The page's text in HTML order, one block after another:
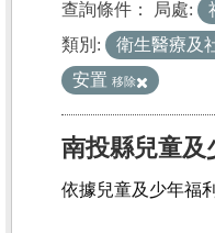
查詢條件： 局處:
類別:
衛生醫療及
安置 移除
南投縣兒童及
依據兒童及少年福